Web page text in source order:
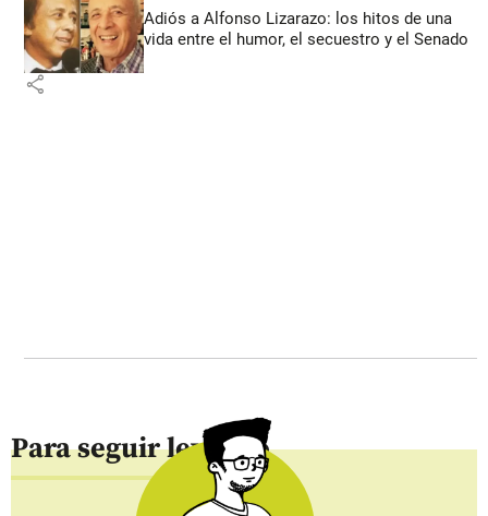
Adiós a Alfonso Lizarazo: los hitos de una
vida entre el humor, el secuestro y el Senado
share
Para seguir leyendo